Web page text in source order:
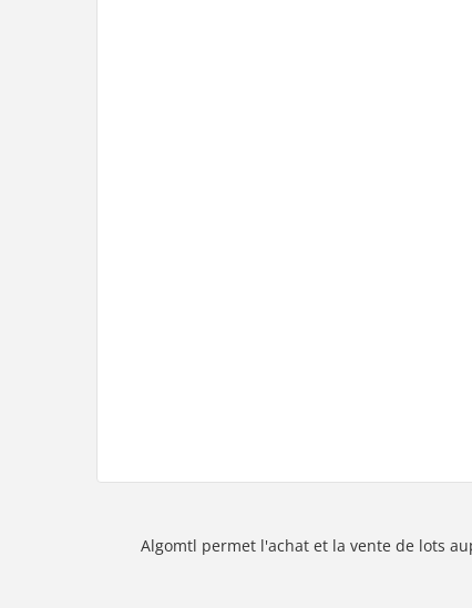
Algomtl permet l'achat et la vente de lots